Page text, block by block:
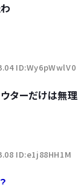
ID:Wy6pWwlV0
ターだけは無理
ID:e1j88HH1M